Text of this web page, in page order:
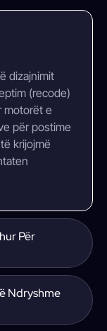
dizajnimit
(recode)
motorët e
për postime
krijojmë
Për
Ndryshme